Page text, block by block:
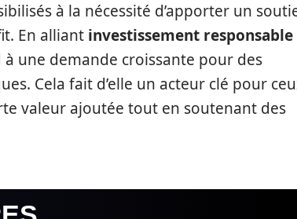
à la nécessité d’apporter un
En alliant investissement responsable
une demande croissante pour des
Cela fait d’elle un acteur clé pour
valeur ajoutée tout en soutenant des